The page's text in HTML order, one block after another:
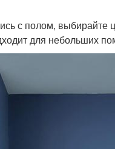
с полом, выбирайте
для небольших